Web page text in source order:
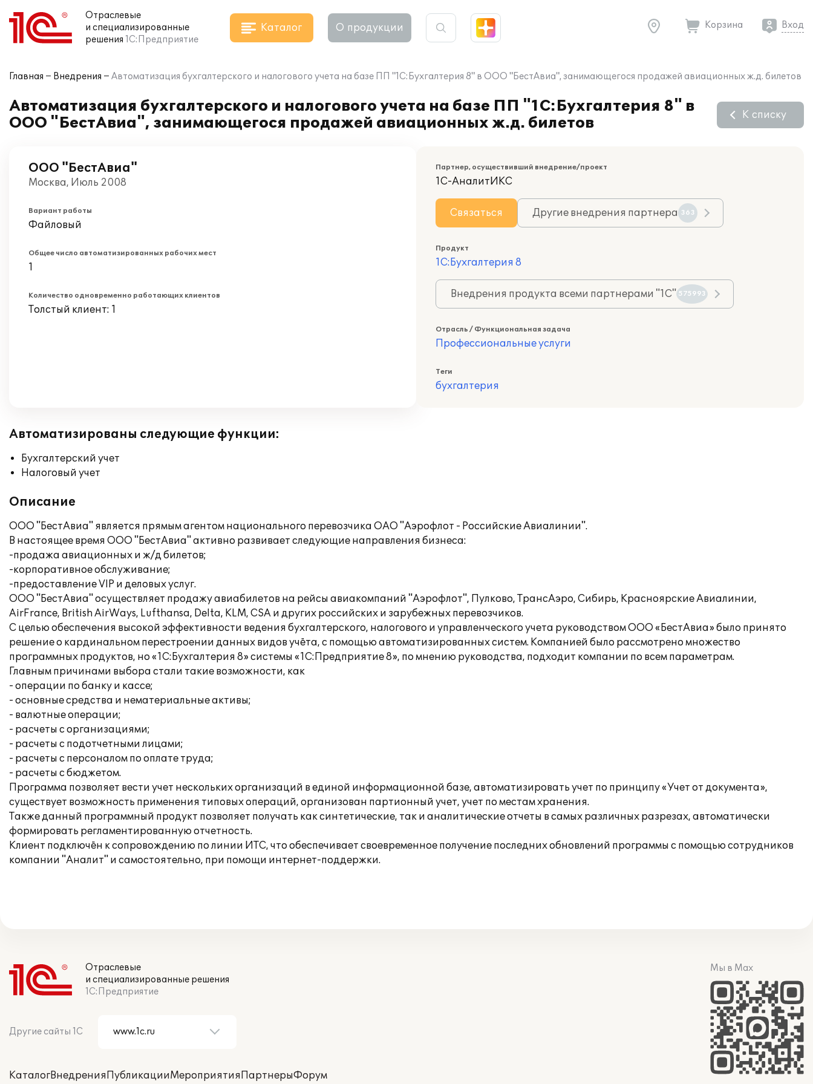
Отраслевые
и специализированные
решения 1С:Предприятие
Каталог О продукции Корзина Вход
Главная Внедрения Автоматизация бухгалтерского и налогового учета на базе ПП "1С:Бухгалтерия 8" в ООО "БестАвиа", занимающегося продажей авиационных ж.д. билетов
Автоматизация бухгалтерского и налогового учета на базе ПП "1С:Бухгалтерия 8" в
ООО "БестАвиа", занимающегося продажей авиационных ж.д. билетов
К списку
ООО "БестАвиа"
Москва, Июль 2008
Вариант работы
Файловый
Общее число автоматизированных рабочих мест
1
Количество одновременно работающих клиентов
Толстый клиент: 1
Партнер, осуществивший внедрение/проект
1С-АналитИКС
Связаться Другие внедрения партнера 363
Продукт
1С:Бухгалтерия 8
Внедрения продукта всеми партнерами "1С" 575993
Отрасль / Функциональная задача
Профессиональные услуги
Теги
бухгалтерия
Автоматизированы следующие функции:
Бухгалтерский учет
Налоговый учет
Описание
ООО "БестАвиа" является прямым агентом национального перевозчика ОАО "Аэрофлот - Российские Авиалинии".
В настоящее время ООО "БестАвиа" активно развивает следующие направления бизнеса:
-продажа авиационных и ж/д билетов;
-корпоративное обслуживание;
-предоставление VIP и деловых услуг.
ООО "БестАвиа" осуществляет продажу авиабилетов на рейсы авиакомпаний "Аэрофлот", Пулково, ТрансАэро, Сибирь, Красноярские Авиалинии,
AirFrance, British AirWays, Lufthansa, Delta, KLM, CSA и других российских и зарубежных перевозчиков.
С целью обеспечения высокой эффективности ведения бухгалтерского, налогового и управленческого учета руководством ООО «БестАвиа» было принято
решение о кардинальном перестроении данных видов учёта, с помощью автоматизированных систем. Компанией было рассмотрено множество
программных продуктов, но «1С:Бухгалтерия 8» системы «1С:Предприятие 8», по мнению руководства, подходит компании по всем параметрам.
Главным причинами выбора стали такие возможности, как
- операции по банку и кассе;
- основные средства и нематериальные активы;
- валютные операции;
- расчеты с организациями;
- расчеты с подотчетными лицами;
- расчеты с персоналом по оплате труда;
- расчеты с бюджетом.
Программа позволяет вести учет нескольких организаций в единой информационной базе, автоматизировать учет по принципу «Учет от документа»,
существует возможность применения типовых операций, организован партионный учет, учет по местам хранения.
Также данный программный продукт позволяет получать как синтетические, так и аналитические отчеты в самых различных разрезах, автоматически
формировать регламентированную отчетность.
Клиент подключён к сопровождению по линии ИТС, что обеспечивает своевременное получение последних обновлений программы с помощью сотрудников
компании "Аналит" и самостоятельно, при помощи интернет-поддержки.
Отраслевые
и специализированные решения
1С:Предприятие
Другие сайты 1С
КаталогВнедренияПубликацииМероприятияПартнерыФорум
Мы в Max